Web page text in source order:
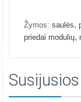
Žymos: saulės,
priedai modulių,